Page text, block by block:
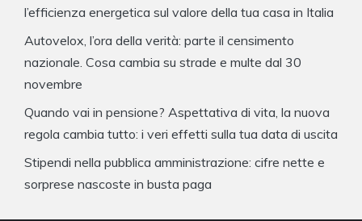
l’efficienza energetica sul valore della tua casa in Italia
Autovelox, l’ora della verità: parte il censimento
nazionale. Cosa cambia su strade e multe dal 30
novembre
Quando vai in pensione? Aspettativa di vita, la nuova
regola cambia tutto: i veri effetti sulla tua data di uscita
Stipendi nella pubblica amministrazione: cifre nette e
sorprese nascoste in busta paga